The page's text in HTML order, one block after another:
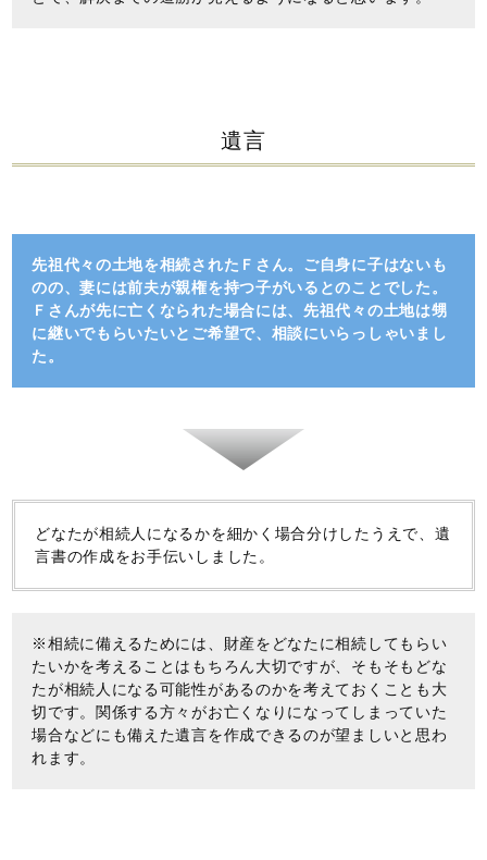
遺言
先祖代々の土地を相続されたＦさん。ご自身に子はないも
のの、妻には前夫が親権を持つ子がいるとのことでした。
Ｆさんが先に亡くなられた場合には、先祖代々の土地は甥
に継いでもらいたいとご希望で、相談にいらっしゃいまし
た。
どなたが相続人になるかを細かく場合分けしたうえで、遺
言書の作成をお手伝いしました。
※相続に備えるためには、財産をどなたに相続してもらい
たいかを考えることはもちろん大切ですが、そもそもどな
たが相続人になる可能性があるのかを考えておくことも大
切です。関係する方々がお亡くなりになってしまっていた
場合などにも備えた遺言を作成できるのが望ましいと思わ
れます。